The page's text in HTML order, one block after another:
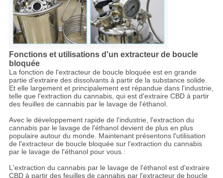
Fonctions et utilisations d'un extracteur de boucle
bloquée
La fonction de l'extracteur de boucle bloquée est en grande
partie d'extraire des dissolvants à partir de la substance solide.
Et elle largement et principalement est répandue dans l'industrie,
telle que l'extraction du cannabis, qui est d'extraire CBD à partir
des feuilles de cannabis par le lavage de l'éthanol.
Avec le développement rapide de l'industrie, l'extraction du
cannabis par le lavage de l'éthanol devient de plus en plus
populaire autour du monde. Maintenant présentons l'utilisation
de l'extracteur de boucle bloquée sur l'extraction du cannabis
par le lavage de l'éthanol pour vous :
L'extraction du cannabis par le lavage de l'éthanol est d'extraire
CBD à partir des feuilles de cannabis par l'extracteur de boucle